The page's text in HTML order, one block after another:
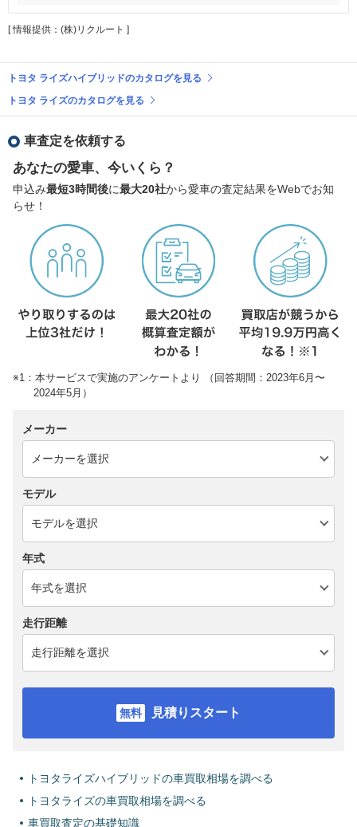
[ 情報提供：(株)リクルート ]
トヨタ ライズハイブリッドのカタログを見る
トヨタ ライズのカタログを見る
車査定を依頼する
あなたの愛車、今いくら？
申込み最短3時間後に最大20社から愛車の査定結果をWebでお知
らせ！
※1：本サービスで実施のアンケートより （回答期間：2023年6月〜
2024年5月）
メーカー
モデル
年式
走行距離
見積りスタート
トヨタライズハイブリッドの車買取相場を調べる
トヨタライズの車買取相場を調べる
車買取査定の基礎知識